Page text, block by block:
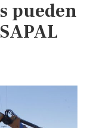
embolsarse
aportación
de
Sol
pueden